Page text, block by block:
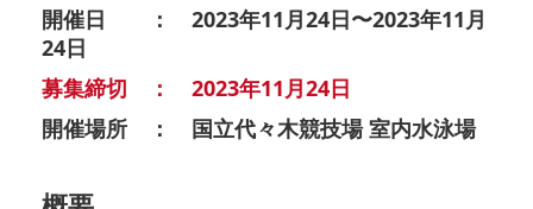
開催日 ： 2023年11月24日〜2023年11月
24日
募集締切 ： 2023年11月24日
開催場所 ： 国立代々木競技場 室内水泳場